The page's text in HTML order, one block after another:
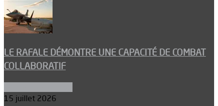
LE RAFALE DÉMONTRE UNE CAPACITÉ DE COMBAT
COLLABORATIF
15 juillet 2026